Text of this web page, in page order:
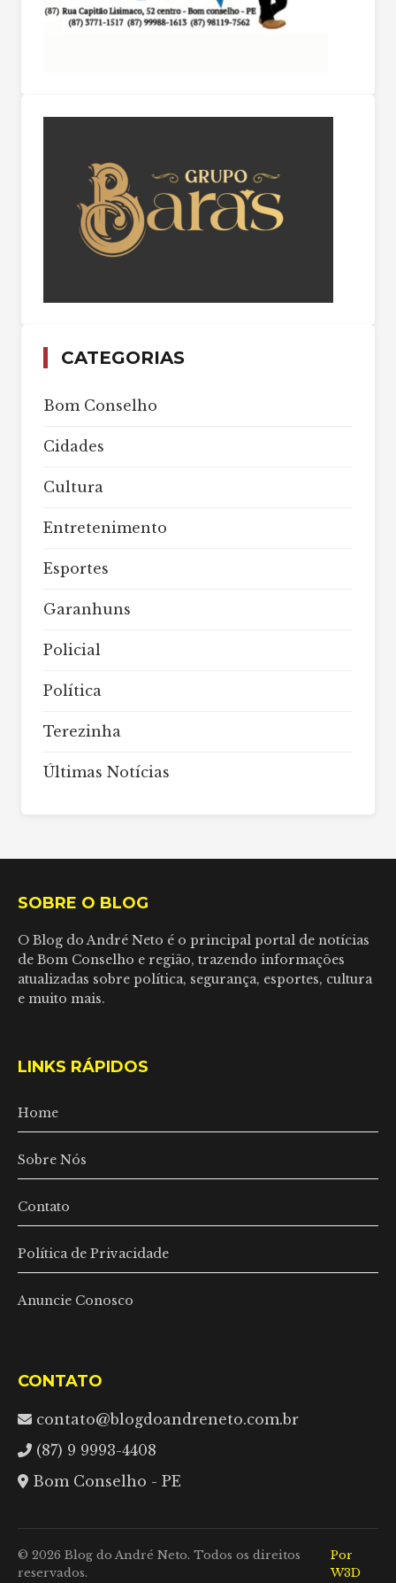
CATEGORIAS
Bom Conselho
Cidades
Cultura
Entretenimento
Esportes
Garanhuns
Policial
Política
Terezinha
Últimas Notícias
SOBRE O BLOG
O Blog do André Neto é o principal portal de notícias
de Bom Conselho e região, trazendo informações
atualizadas sobre política, segurança, esportes, cultura
e muito mais.
LINKS RÁPIDOS
Home
Sobre Nós
Contato
Política de Privacidade
Anuncie Conosco
CONTATO
contato@blogdoandreneto.com.br
(87) 9 9993-4408
Bom Conselho - PE
© 2026 Blog do André Neto. Todos os direitos
reservados.
Por
W3D